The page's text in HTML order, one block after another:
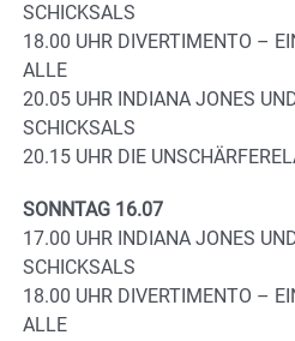
SCHICKSALS
18.00 UHR DIVERTIMENTO –
ALLE
20.05 UHR INDIANA JONES
SCHICKSALS
20.15 UHR DIE
SONNTAG 16.07
17.00 UHR INDIANA JONES
SCHICKSALS
18.00 UHR DIVERTIMENTO –
ALLE